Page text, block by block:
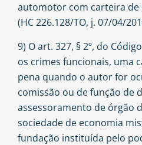
automotor com carteira de
(HC 226.128/TO, j. 07/04/
9) O art. 327, § 2º, do
os crimes funcionais, uma
pena quando o autor for
comissão ou de função de
assessoramento de órgão
sociedade de economia
fundação instituída pelo